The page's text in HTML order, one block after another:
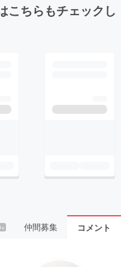
こちらもチェックし
仲間募集 コメント